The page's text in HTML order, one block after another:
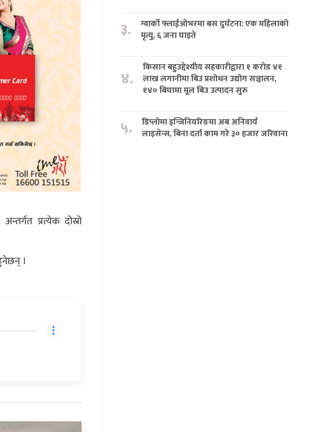
प्रत्येक दोस्रो
।
३.
ग्वार्को फ्लाईओभरमा बस दुर्घटना: एक महिलाको
मृत्यु, ६ जना घाइते
४.
किसान बहुउद्देश्यीय सहकारीद्वारा १ करोड ४१
लाख लगानीमा बिउ प्रशोधन उद्योग सञ्चालन,
१४० बिघामा मूल बिउ उत्पादन सुरु
५.
डिप्लोमा इन्जिनियरिङमा अब अनिवार्य
लाइसेन्स, बिना दर्ता काम गरे ३० हजार जरिवाना